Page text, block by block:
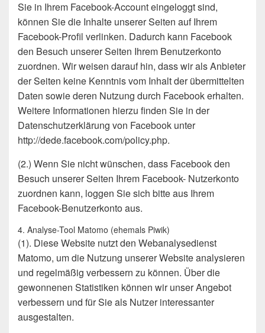
Sie in Ihrem Facebook-Account eingeloggt sind,
können Sie die Inhalte unserer Seiten auf Ihrem
Facebook-Profil verlinken. Dadurch kann Facebook
den Besuch unserer Seiten Ihrem Benutzerkonto
zuordnen. Wir weisen darauf hin, dass wir als Anbieter
der Seiten keine Kenntnis vom Inhalt der übermittelten
Daten sowie deren Nutzung durch Facebook erhalten.
Weitere Informationen hierzu finden Sie in der
Datenschutzerklärung von Facebook unter
http://dede.facebook.com/policy.php.
(2.) Wenn Sie nicht wünschen, dass Facebook den
Besuch unserer Seiten Ihrem Facebook- Nutzerkonto
zuordnen kann, loggen Sie sich bitte aus Ihrem
Facebook-Benutzerkonto aus.
4. Analyse-Tool Matomo (ehemals Piwik)
(1). Diese Website nutzt den Webanalysedienst
Matomo, um die Nutzung unserer Website analysieren
und regelmäßig verbessern zu können. Über die
gewonnenen Statistiken können wir unser Angebot
verbessern und für Sie als Nutzer interessanter
ausgestalten.